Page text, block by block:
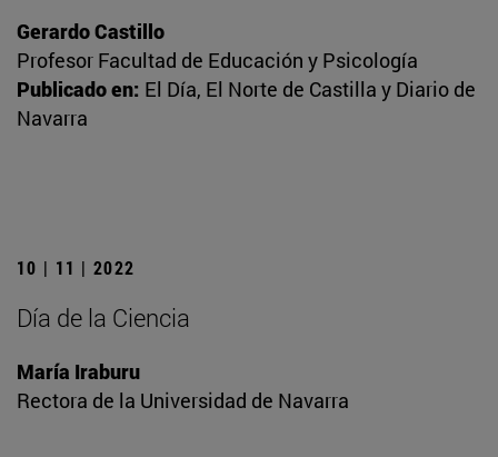
Gerardo Castillo
Profesor Facultad de Educación y Psicología
Publicado en: El Día, El Norte de Castilla y Diario de
Navarra
10 | 11 | 2022
Día de la Ciencia
María Iraburu
Rectora de la Universidad de Navarra